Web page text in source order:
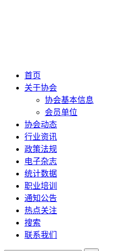
首页
关于协会
协会基本信息
会员单位
协会动态
行业资讯
政策法规
电子杂志
统计数据
职业培训
通知公告
热点关注
搜索
联系我们